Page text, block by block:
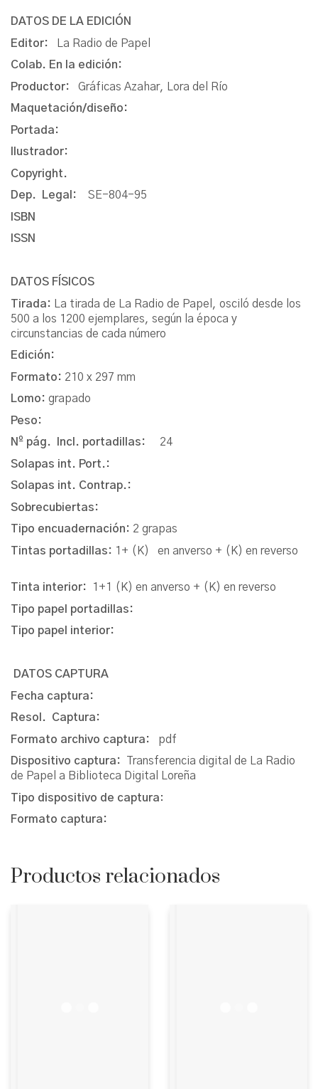
DATOS DE LA EDICIÓN
Editor:
La Radio de Papel
Colab. En la edición:
Productor: Gráficas Azahar, Lora del Río
Maquetación/diseño:
Portada:
Ilustrador:
Copyright.
Dep. Legal: SE-804-95
ISBN
ISSN
DATOS FÍSICOS
Tirada:
La tirada de La Radio de Papel, osciló desde los
500 a los 1200 ejemplares, según la época y
circunstancias de cada número
Edición:
Formato: 210 x 297 mm
Lomo: grapado
Peso:
Nº pág. Incl. portadillas: 24
Solapas int. Port.:
Solapas int. Contrap.:
Sobrecubiertas:
Tipo encuadernación: 2 grapas
Tintas portadillas: 1+ (K) en anverso + (K) en reverso
Tinta interior:
1+1 (K) en anverso + (K) en reverso
Tipo papel portadillas:
Tipo papel interior:
DATOS CAPTURA
Fecha captura:
Resol. Captura:
Formato archivo captura: pdf
Dispositivo captura:
Transferencia digital de La Radio
de Papel a Biblioteca Digital Loreña
Tipo dispositivo de captura:
Formato captura:
Productos relacionados